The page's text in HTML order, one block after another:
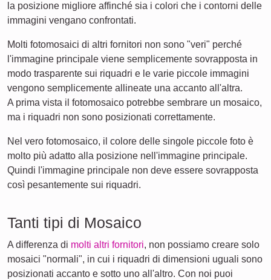
la posizione migliore affinché sia i colori che i contorni delle
immagini vengano confrontati.
Molti fotomosaici di altri fornitori non sono "veri" perché
l'immagine principale viene semplicemente sovrapposta in
modo trasparente sui riquadri e le varie piccole immagini
vengono semplicemente allineate una accanto all'altra.
A prima vista il fotomosaico potrebbe sembrare un mosaico,
ma i riquadri non sono posizionati correttamente.
Nel vero fotomosaico, il colore delle singole piccole foto è
molto più adatto alla posizione nell'immagine principale.
Quindi l'immagine principale non deve essere sovrapposta
così pesantemente sui riquadri.
Tanti tipi di Mosaico
A differenza di molti altri fornitori, non possiamo creare solo
mosaici "normali", in cui i riquadri di dimensioni uguali sono
posizionati accanto e sotto uno all'altro. Con noi puoi